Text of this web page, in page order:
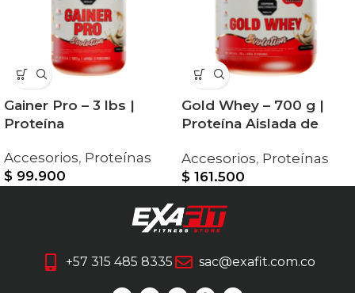
Gainer Pro – 3 lbs |
Proteína
Accesorios, Proteínas
$ 99.900
Gold Whey – 700 g |
Proteína Aislada de
Accesorios, Proteínas
$ 161.500
+57 315 485 8335 sac@exafit.com.co